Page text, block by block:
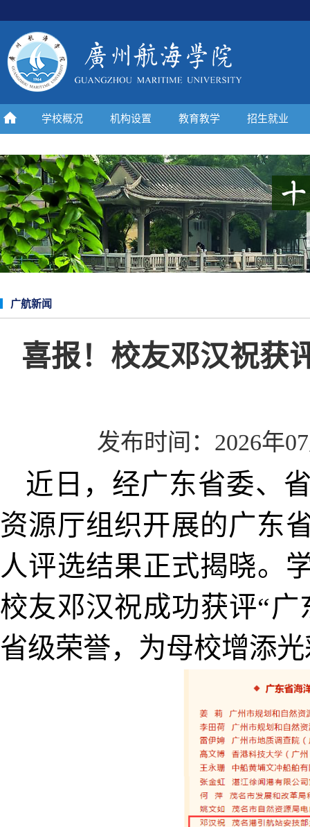
学校概况 机构设置 教育教学 招生就业
广航新闻
喜报！校友邓汉祝获
发布时间：2026年
近日，经广东省委、
资源厅组织开展的广东
人评选结果正式揭晓。
校友邓汉祝成功获评“
省级荣誉，为母校增添